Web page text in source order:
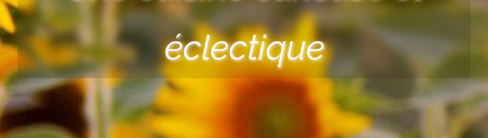
éclectique